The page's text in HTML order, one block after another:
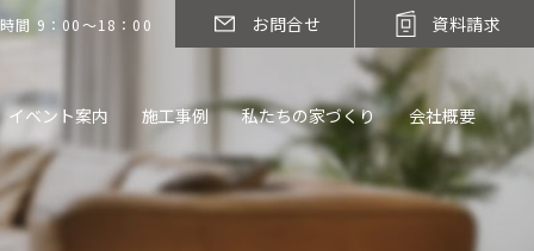
イベント案内 施工事例 私たちの家づくり 会社概要
間 9：00～18：00 お問合せ 資料請求